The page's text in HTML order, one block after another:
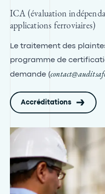
ICA (évaluation
applications ferroviaires)
Le traitement des
programme de
demande (
Accréditations